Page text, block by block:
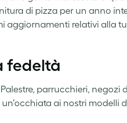
di pizza per un anno
aggiornamenti relativi alla
fedeltà
parrucchieri,
ai nostri modelli